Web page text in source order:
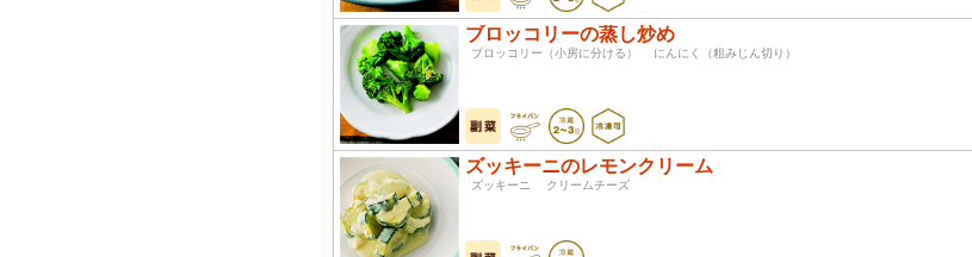
ブロッコリーの蒸し炒め
ブロッコリー（小房に分ける） にんにく（粗みじん切り）
ズッキーニのレモンクリーム
ズッキーニ クリームチーズ